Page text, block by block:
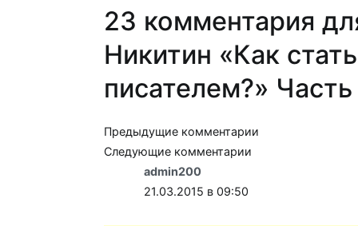
23 комментария
Никитин «Как стать
писателем?» Часть
Навигация
комментариям
Предыдущие комментарии
Следующие комментарии
admin200
21.03.2015 в 09:50